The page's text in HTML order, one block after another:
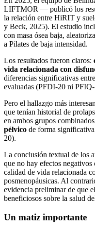
LIFTMOR — publicó los
la relación entre HiRIT y
y Beck, 2025). El estudio
con masa ósea baja,
a Pilates de baja intensidad.
Los resultados fueron claros:
vida relacionada con
diferencias significativas
evaluadas (PFDI-20 ni
Pero el hallazgo más
que tenían historial de
en ambos grupos
pélvico de forma
20).
La conclusión textual de los
que no hay efectos
calidad de vida relacionada
posmenopáusicas. Al
evidencia preliminar de que
beneficiosos sobre la salud
Un matiz importante